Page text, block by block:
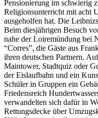
Pensionierung im schwierig
Religionsunterricht mit acht
ausgeholfen hat. Die
Beim diesjährigen Besuch
nahe der Loiremündung bei
“Corres”, die Gäste aus
ihren deutschen Partnern.
Maintower, Stadtquiz oder
der Eislaufbahn und ein
Schüler in Gruppen ein
Friedensreich
verwandelten sich dafür in
Rettungsdecke über